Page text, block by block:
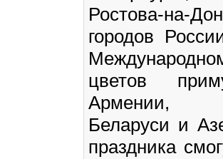
Ростова-на-
городов
цветов
Армении,
Беларуси и
праздника